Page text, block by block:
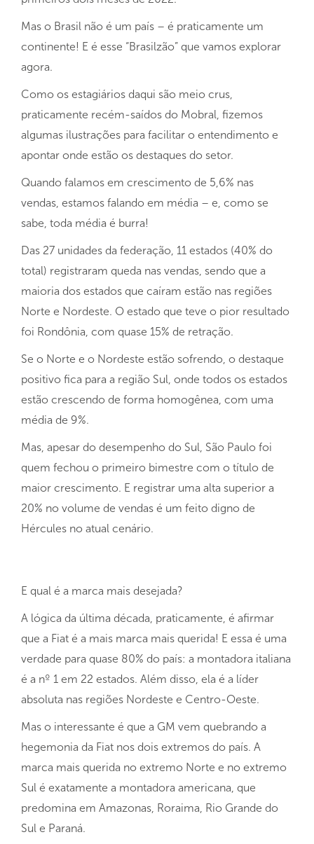
Mas o Brasil não é um país – é praticamente um
continente! E é esse “Brasilzão” que vamos explorar
agora.
Como os estagiários daqui são meio crus,
praticamente recém-saídos do Mobral, fizemos
algumas ilustrações para facilitar o entendimento e
apontar onde estão os destaques do setor.
Quando falamos em crescimento de 5,6% nas
vendas, estamos falando em média – e, como se
sabe, toda média é burra!
Das 27 unidades da federação, 11 estados (40% do
total) registraram queda nas vendas, sendo que a
maioria dos estados que caíram estão nas regiões
Norte e Nordeste. O estado que teve o pior resultado
foi Rondônia, com quase 15% de retração.
Se o Norte e o Nordeste estão sofrendo, o destaque
positivo fica para a região Sul, onde todos os estados
estão crescendo de forma homogênea, com uma
média de 9%.
Mas, apesar do desempenho do Sul, São Paulo foi
quem fechou o primeiro bimestre com o título de
maior crescimento. E registrar uma alta superior a
20% no volume de vendas é um feito digno de
Hércules no atual cenário.
E qual é a marca mais desejada?
A lógica da última década, praticamente, é afirmar
que a Fiat é a mais marca mais querida! E essa é uma
verdade para quase 80% do país: a montadora italiana
é a nº 1 em 22 estados. Além disso, ela é a líder
absoluta nas regiões Nordeste e Centro-Oeste.
Mas o interessante é que a GM vem quebrando a
hegemonia da Fiat nos dois extremos do país. A
marca mais querida no extremo Norte e no extremo
Sul é exatamente a montadora americana, que
predomina em Amazonas, Roraima, Rio Grande do
Sul e Paraná.